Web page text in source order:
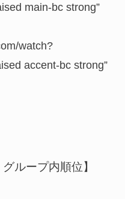
main-bc strong”
watch?
accent-bc strong”
ループ内順位】